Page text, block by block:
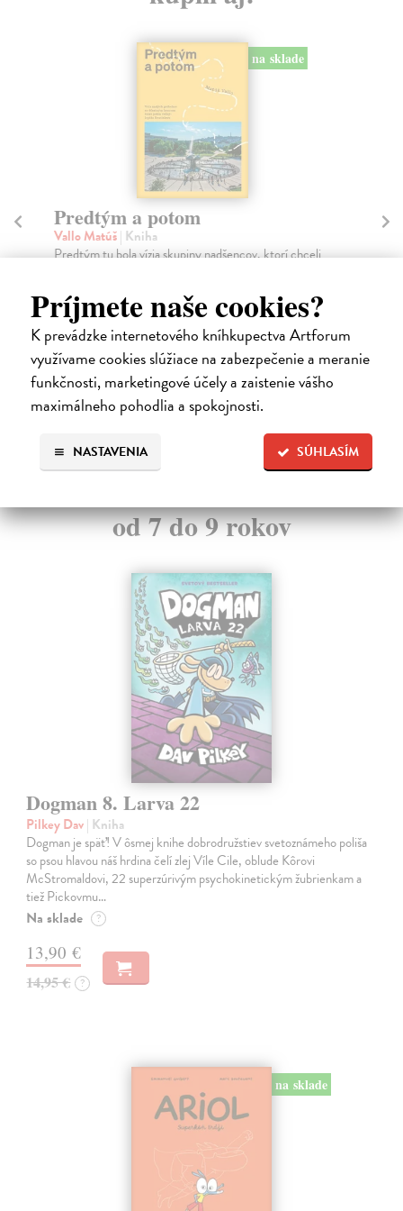
Príjmete naše cookies?
K prevádzke internetového kníhkupectva Artforum
využívame cookies slúžiace na zabezpečenie a meranie
funkčnosti, marketingové účely a zaistenie vášho
maximálneho pohodlia a spokojnosti.
SÚHLASÍM
NASTAVENIA
novinka
Město a jeho nejisté zdi
Murakami Haruki| Kniha
Ty jsi to byla, kdo mi vyprávěl o tom městě. Město a
Na sklade ?
30,22 €
32,85 € ?
od 7 do 9 rokov
Dogman 8. Larva 22
Pilkey Dav| Kniha
Dogman je späť! V ôsmej knihe dobrodružstiev svetoznámeho poliša
so psou hlavou náš hrdina čelí zlej Víle Cile, oblude Kôrovi
McStromaldovi, 22 superzúrivým psychokinetickým žubrienkam a
tiež Pickovmu…
Na sklade ?
13,90 €
14,95 € ?
na sklade